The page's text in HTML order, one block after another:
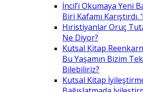
İncil’i Okumaya Yeni
Biri Kafamı
Hıristiyanlar Oruç
Ne Diyor?
Kutsal Kitap
Bu Yaşamın Bizim
Bilebiliriz?
Kutsal Kitap